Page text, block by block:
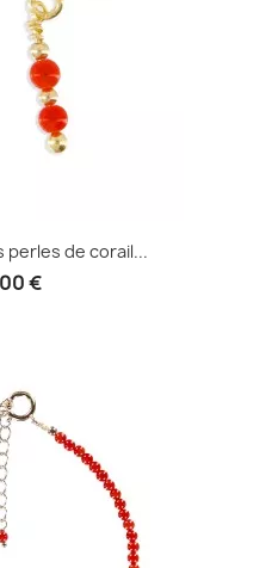
perles de corail...
€